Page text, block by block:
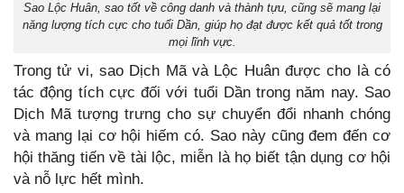
Sao Lộc Huân, sao tốt về công danh và thành tựu, cũng sẽ mang lại
năng lượng tích cực cho tuổi Dần, giúp họ đạt được kết quả tốt trong
mọi lĩnh vực.
Trong tử vi, sao Dịch Mã và Lộc Huân được cho là có
tác động tích cực đối với tuổi Dần trong năm nay. Sao
Dịch Mã tượng trưng cho sự chuyển đổi nhanh chóng
và mang lại cơ hội hiếm có. Sao này cũng đem đến cơ
hội thăng tiến về tài lộc, miễn là họ biết tận dụng cơ hội
và nỗ lực hết mình.